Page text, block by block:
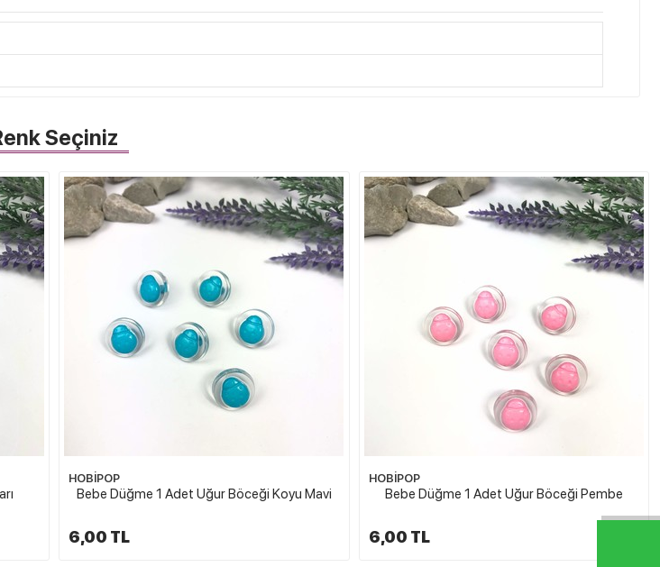
Seçiniz
HOBİPOP
Bebe Düğme 1 Adet Uğur Böceği Koyu Mavi
6,00 TL
HOBİPOP
Bebe Düğme 1 Adet Uğur Böceği Pembe
6,00 TL